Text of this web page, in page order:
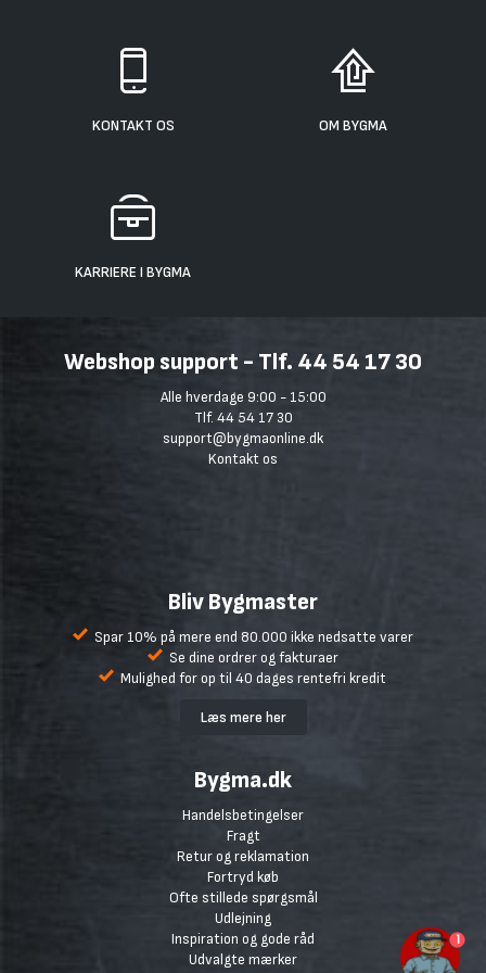
KONTAKT OS OM BYGMA
KARRIERE I BYGMA
Webshop support - Tlf. 44 54 17 30
Alle hverdage 9:00 - 15:00
Tlf. 44 54 17 30
support@bygmaonline.dk
Kontakt os
Bliv Bygmaster
Spar 10% på mere end 80.000 ikke nedsatte varer
Se dine ordrer og fakturaer
Mulighed for op til 40 dages rentefri kredit
Læs mere her
Bygma.dk
Handelsbetingelser
Fragt
Retur og reklamation
Fortryd køb
Ofte stillede spørgsmål
Udlejning
Inspiration og gode råd
Udvalgte mærker
1